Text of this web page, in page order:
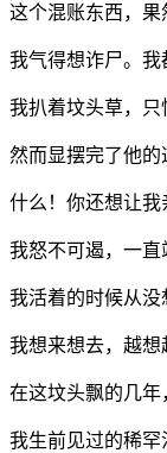
这个混账东西，果
我气得想诈尸。我
我扒着坟头草，只
然而显摆完了他的
什么！你还想让我
我怒不可遏，一直
我活着的时候从没
我想来想去，越想
在这坟头飘的几年
我生前见过的稀